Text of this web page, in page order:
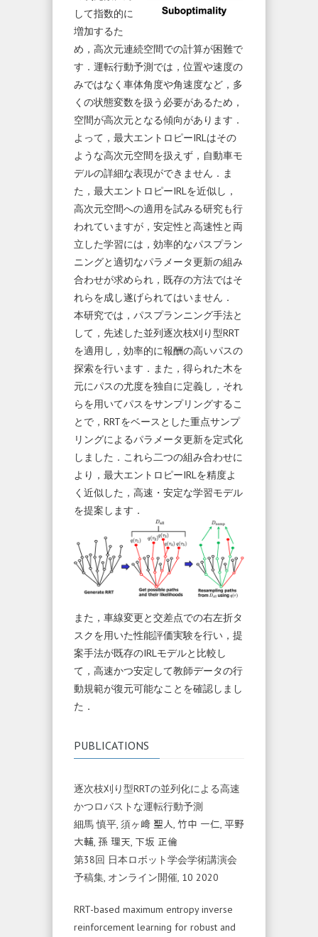
して指数的に
増加するた
め，高次元連続空間での計算が困難で
す．運転行動予測では，位置や速度の
みではなく車体角度や角速度など，多
くの状態変数を扱う必要があるため，
空間が高次元となる傾向があります．
よって，最大エントロピーIRLはその
ような高次元空間を扱えず，自動車モ
デルの詳細な表現ができません．ま
た，最大エントロピーIRLを近似し，
高次元空間への適用を試みる研究も行
われていますが，安定性と高速性と両
立した学習には，効率的なパスプラン
ニングと適切なパラメータ更新の組み
合わせが求められ，既存の方法ではそ
れらを成し遂げられてはいません．
本研究では，パスプランニング手法と
して，先述した並列逐次枝刈り型RRT
を適用し，効率的に報酬の高いパスの
探索を行います．また，得られた木を
元にパスの尤度を独自に定義し，それ
らを用いてパスをサンプリングするこ
とで，RRTをベースとした重点サンプ
リングによるパラメータ更新を定式化
しました．これら二つの組み合わせに
より，最大エントロピーIRLを精度よ
く近似した，高速・安定な学習モデル
を提案します．
また，車線変更と交差点での右左折タ
スクを用いた性能評価実験を行い，提
案手法が既存のIRLモデルと比較し
て，高速かつ安定して教師データの行
動規範が復元可能なことを確認しまし
た．
PUBLICATIONS
逐次枝刈り型RRTの並列化による高速
かつロバストな運転行動予測
細馬 慎平, 須ヶ﨑 聖人, 竹中 一仁, 平野
大輔, 孫 理天, 下坂 正倫
第38回 日本ロボット学会学術講演会
予稿集, オンライン開催, 10 2020
RRT-based maximum entropy inverse
reinforcement learning for robust and